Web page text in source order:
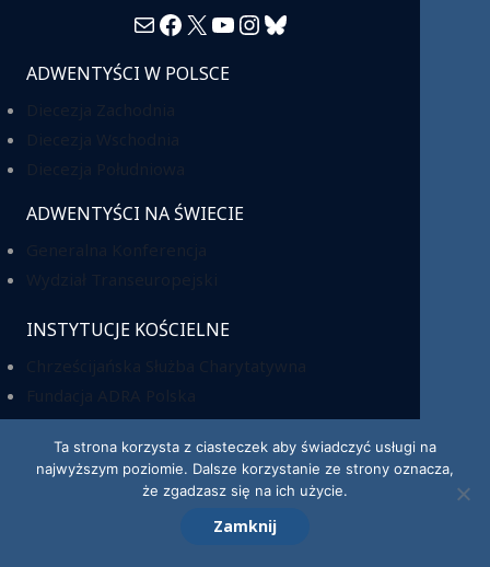
MailFacebook
X YouTube
Instagram
Bluesky
ADWENTYŚCI W POLSCE
ADWENTYŚCI NA ŚWIECIE
INSTYTUCJE KOŚCIELNE
Hope Media Polska
Wyższa Szkoła Teologiczno-Humanistyczna
Dom Opieki „Samarytanin”
Ta strona korzysta z ciasteczek aby świadczyć usługi na
najwyższym poziomie. Dalsze korzystanie ze strony oznacza,
że zgadzasz się na ich użycie.
Zamknij